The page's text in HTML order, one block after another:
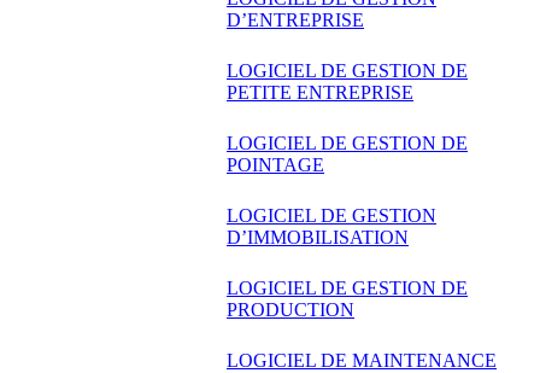
D’ENTREPRISE
LOGICIEL DE GESTION DE
PETITE ENTREPRISE
LOGICIEL DE GESTION DE
POINTAGE
LOGICIEL DE GESTION
D’IMMOBILISATION
LOGICIEL DE GESTION DE
PRODUCTION
LOGICIEL DE MAINTENANCE